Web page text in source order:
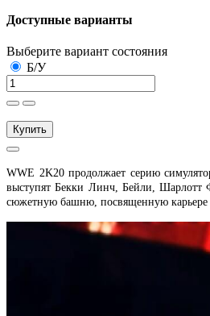
Доступные варианты
Выберите вариант состояния
Б/У
Купить
WWE 2K20 продолжает серию
выступят Бекки Линч, Бейли, Шарлотт
сюжетную башню, посвященную карьере